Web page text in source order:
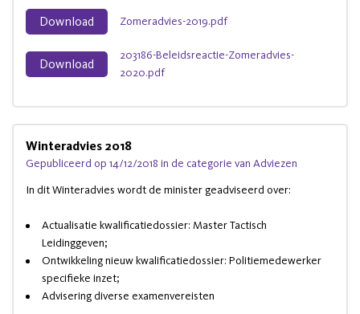
Zomeradvies-2019.pdf
Download
203186-Beleidsreactie-Zomeradvies-
2020.pdf
Download
Winteradvies 2018
Gepubliceerd op 14/12/2018 in de categorie van Adviezen
In dit Winteradvies wordt de minister geadviseerd over:
Actualisatie kwalificatiedossier: Master Tactisch
Leidinggeven;
Ontwikkeling nieuw kwalificatiedossier: Politiemedewerker
specifieke inzet;
Advisering diverse examenvereisten